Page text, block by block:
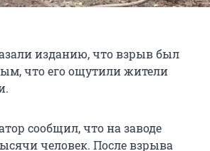
изданию, что взрыв был
что его ощутили жители
сообщил, что на заводе
человек. После взрыва